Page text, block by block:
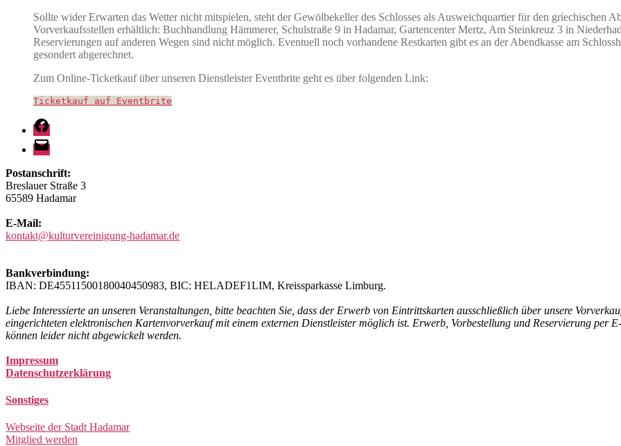
Sollte wider Erwarten das Wetter nicht mitspielen, steht der Gewölbekeller des Schlosses als Ausweichquartier für den griechischen
Vorverkaufsstellen erhältlich: Buchhandlung Hämmerer, Schulstraße 9 in Hadamar, Gartencenter Mertz, Am Steinkreuz 3 in
Reservierungen auf anderen Wegen sind nicht möglich. Eventuell noch vorhandene Restkarten gibt es an der Abendkasse am
gesondert abgerechnet.
Zum Online-Ticketkauf über unseren Dienstleister Eventbrite geht es über folgenden Link:
Ticketkauf auf Eventbrite
Facebook
E-
Mail
Postanschrift:
Breslauer Straße 3
65589 Hadamar
E-Mail:
kontakt@kulturvereinigung-hadamar.de
Bankverbindung:
IBAN: DE45511500180040450983, BIC: HELADEF1LIM, Kreissparkasse Limburg.
Liebe Interessierte an unseren Veranstaltungen, bitte beachten Sie, dass der Erwerb von Eintrittskarten ausschließlich über unsere
eingerichteten elektronischen Kartenvorverkauf mit einem externen Dienstleister möglich ist. Erwerb, Vorbestellung und Reservierung per
können leider nicht abgewickelt werden.
Impressum
Datenschutzerklärung
Sonstiges
Webseite der Stadt Hadamar
Mitglied werden